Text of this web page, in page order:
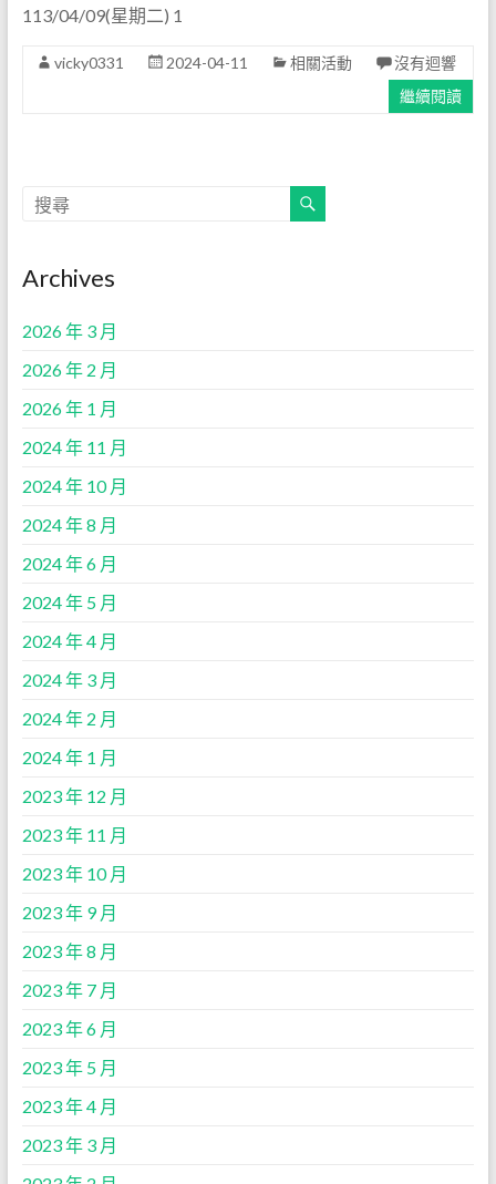
113/04/09(星期二) 1
vicky0331 2024-04-11 相關活動
沒有迴響
繼續閱讀
Archives
2026 年 3 月
2026 年 2 月
2026 年 1 月
2024 年 11 月
2024 年 10 月
2024 年 8 月
2024 年 6 月
2024 年 5 月
2024 年 4 月
2024 年 3 月
2024 年 2 月
2024 年 1 月
2023 年 12 月
2023 年 11 月
2023 年 10 月
2023 年 9 月
2023 年 8 月
2023 年 7 月
2023 年 6 月
2023 年 5 月
2023 年 4 月
2023 年 3 月